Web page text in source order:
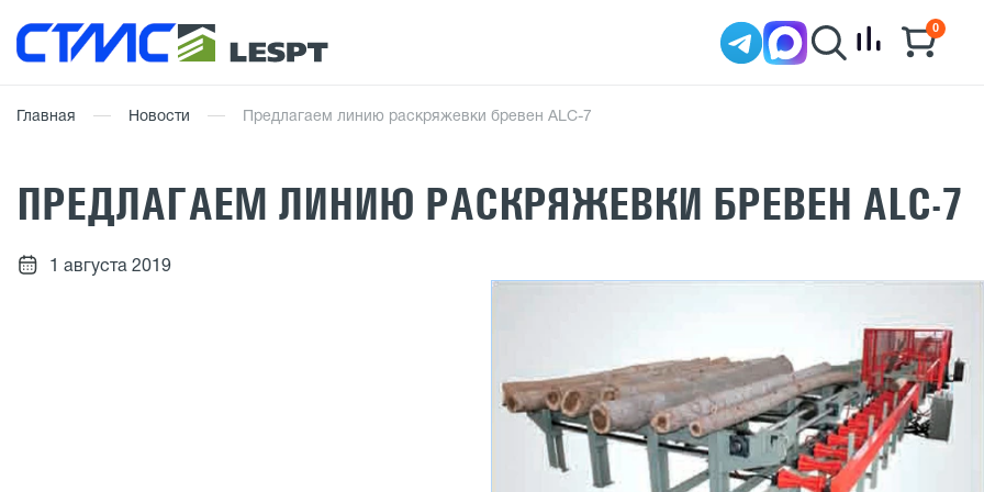
0
Главная Новости Предлагаем линию раскряжевки бревен ALC-7
ПРЕДЛАГАЕМ ЛИНИЮ РАСКРЯЖЕВКИ БРЕВЕН ALC-7
1 августа 2019